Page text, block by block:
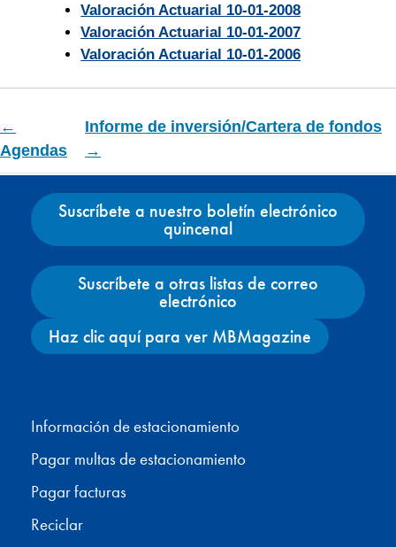
Valoración Actuarial 10-01-2008
Valoración Actuarial 10-01-2007
Valoración Actuarial 10-01-2006
←
Agendas
Informe de inversión/Cartera de fondos
→
Suscríbete a nuestro boletín electrónico
quincenal
Suscríbete a otras listas de correo
electrónico
Haz clic aquí para ver MBMagazine
Información de estacionamiento
Pagar multas de estacionamiento
Pagar facturas
Reciclar